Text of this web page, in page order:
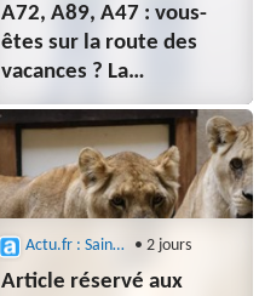
A72, A89, A47 : vous-
êtes sur la route des
vacances ? La
gendarmerie de la Loire
alerte sur ces larcins
Actu.fr : Saint-Etienne • 2 jours
Article réservé aux